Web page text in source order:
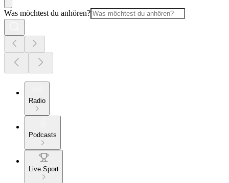
Was möchtest du anhören?
Radio
Podcasts
Live Sport